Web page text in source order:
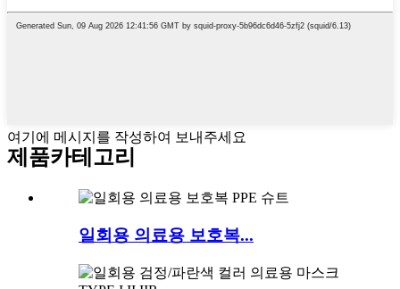
여기에 메시지를 작성하여 보내주세요
제품카테고리
일회용 의료용 보호복...